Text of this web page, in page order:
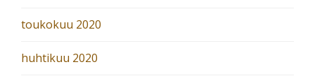
toukokuu 2020
huhtikuu 2020